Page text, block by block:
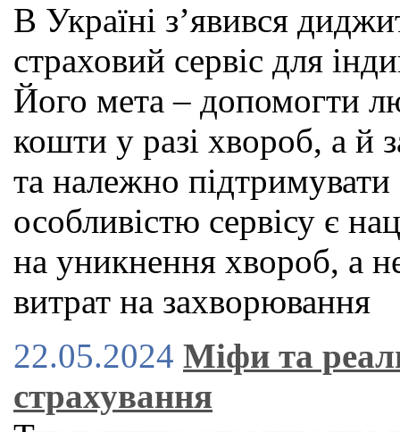
В Україні зʼявився
страховий сервіс для
Його мета – допомогти
кошти у разі хвороб, а й
та належно
особливістю сервісу є
на уникнення хвороб, а
витрат на захворювання
22.05.2024 Міфи та
страхування